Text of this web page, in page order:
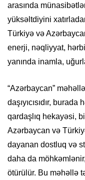
arasında
yüksəltdiyini
Türkiyə və
enerji, nəqliyyat,
yanında inamla,
“Azərbaycan”
daşıyıcısıdır,
qardaşlıq hekayəsi,
Azərbaycan və
dayanan dostluq və
daha da
ötürülür. Bu məhəllə